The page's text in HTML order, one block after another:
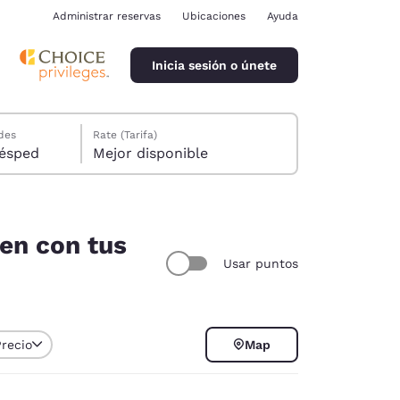
Administrar reservas Ubicaciones Ayuda
Inicia sesión o únete
1 huésped
Rate (Tarifa)
Mejor disponible
con tus
Usar puntos
Map